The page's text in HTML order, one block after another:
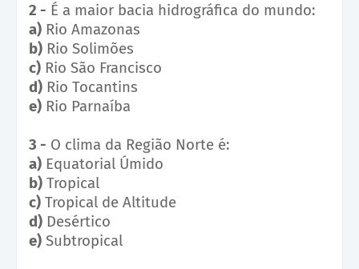
2 - É a maior bacia hidrográfica do mundo:
a) Rio Amazonas
b) Rio Solimões
c) Rio São Francisco
d) Rio Tocantins
e) Rio Parnaíba
3 - O clima da Região Norte é:
a) Equatorial Úmido
b) Tropical
c) Tropical de Altitude
d) Desértico
e) Subtropical